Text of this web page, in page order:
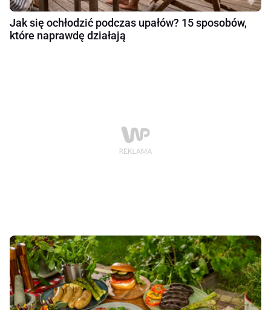
Jak się ochłodzić podczas upałów? 15 sposobów,
które naprawdę działają